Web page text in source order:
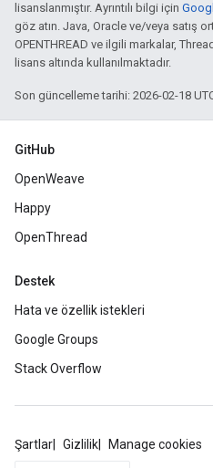
lisanslanmıştır. Ayrıntılı bilgi için
göz atın. Java, Oracle ve/veya satış
OPENTHREAD ve ilgili markalar,
lisans altında kullanılmaktadır.
Son güncelleme tarihi: 2026-02-18
GitHub
OpenWeave
Happy
OpenThread
Destek
Hata ve özellik istekleri
Google Groups
Stack Overflow
Şartlar Gizlilik Manage cookies